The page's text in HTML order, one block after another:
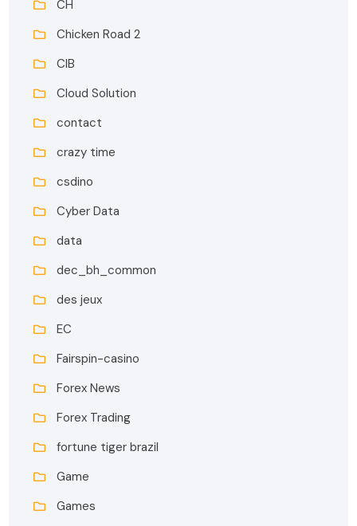
CH
Chicken Road 2
CIB
Cloud Solution
contact
crazy time
csdino
Cyber Data
data
dec_bh_common
des jeux
EC
Fairspin-casino
Forex News
Forex Trading
fortune tiger brazil
Game
Games